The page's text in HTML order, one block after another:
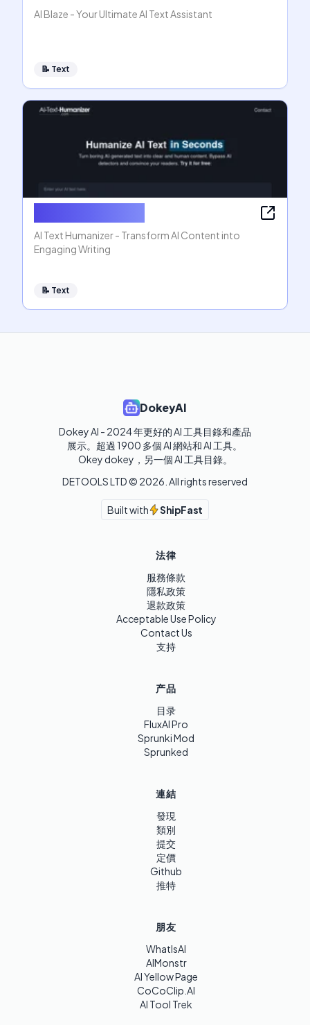
AI Blaze - Your Ultimate AI Text Assistant
📝 Text
AI Text Humanizer - Transform AI Content into
Engaging Writing
📝 Text
DokeyAI
Dokey AI - 2024 年更好的 AI 工具目錄和產品
展示。超過 1900 多個 AI 網站和 AI 工具。
Okey dokey，另一個 AI 工具目錄。
DETOOLS LTD © 2026 . All rights reserved
Built with ShipFast
法律
服務條款
隱私政策
退款政策
Acceptable Use Policy
Contact Us
支持
产品
目录
FluxAI Pro
Sprunki Mod
Sprunked
連結
發現
類別
提交
定價
Github
推特
朋友
WhatIsAI
AIMonstr
AI Yellow Page
CoCoClip.AI
AI Tool Trek